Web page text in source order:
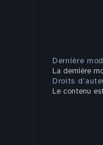
Dernière
La dernière
Droits
Le contenu